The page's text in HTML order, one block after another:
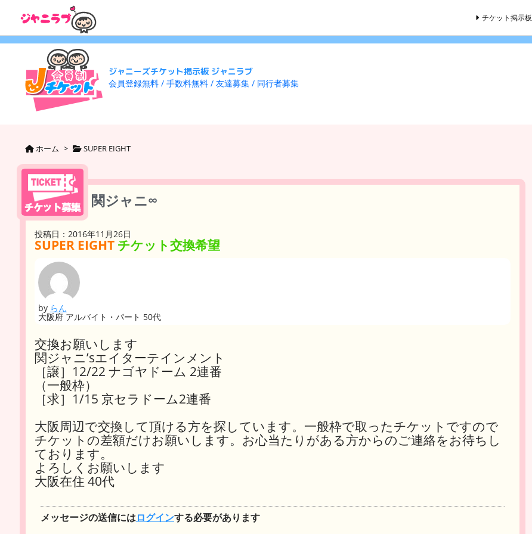
ジャニーズチケット掲示板 ジャニラブ
会員登録無料 / 手数料無料 / 友達募集 / 同行者募集
チケット掲示板
ホーム > SUPER EIGHT
関ジャニ∞
投稿日：2016年11月26日
SUPER EIGHT チケット交換希望
by らん
大阪府 アルバイト・パート 50代
交換お願いします
関ジャニ’sエイターテインメント
［譲］12/22 ナゴヤドーム 2連番
（一般枠）
［求］1/15 京セラドーム2連番
大阪周辺で交換して頂ける方を探しています。一般枠で取ったチケットですので
チケットの差額だけお願いします。お心当たりがある方からのご連絡をお待ちし
ております。
よろしくお願いします
大阪在住 40代
メッセージの送信にはログインする必要があります